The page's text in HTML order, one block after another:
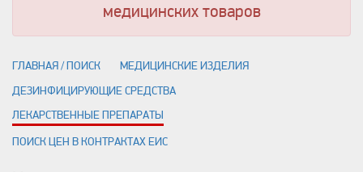
медицинских товаров
ГЛАВНАЯ / ПОИСК
МЕДИЦИНСКИЕ ИЗДЕЛИЯ
ДЕЗИНФИЦИРУЮЩИЕ СРЕДСТВА
ЛЕКАРСТВЕННЫЕ ПРЕПАРАТЫ
ПОИСК ЦЕН В КОНТРАКТАХ ЕИС